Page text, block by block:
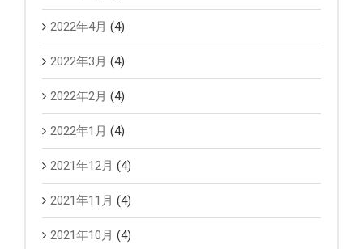
2022年4月 (4)
2022年3月 (4)
2022年2月 (4)
2022年1月 (4)
2021年12月 (4)
2021年11月 (4)
2021年10月 (4)